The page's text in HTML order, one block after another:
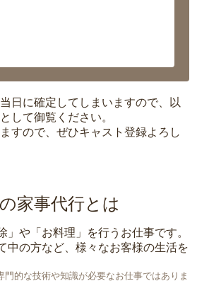
日に確定してしまいますので、以
して御覧ください。
すので、ぜひキャスト登録よろし
家事代行とは
」や「 お料理 」を行うお仕事です。
中の方など、様々なお客様の生活を
門的な技術や知識が必要なお仕事ではありま